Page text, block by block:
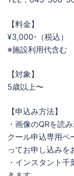
【料金】
¥3,000-（税込）
※施設利用代含む
【対象】
5歳以上〜
【申込み方法】
・画像のQRを読
クール申込専用ペ
ってお申し込みを
・インスタント